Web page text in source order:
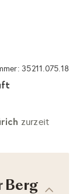
35211.075.18
zurzeit
Berg